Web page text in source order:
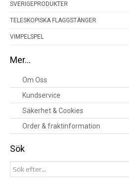
SVERIGEPRODUKTER
TELESKOPISKA FLAGGSTÄNGER
VIMPELSPEL
Mer…
Om Oss
Kundservice
Säkerhet & Cookies
Order & fraktinformation
Sök